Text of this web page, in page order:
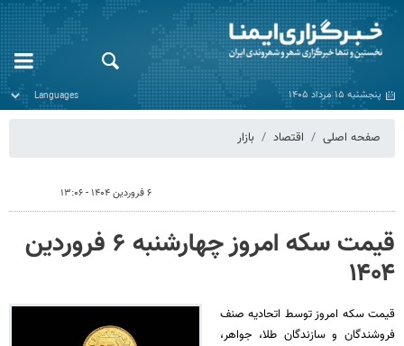
پنجشنبه ۱۵ مرداد ۱۴۰۵
صفحه اصلی اقتصاد بازار
۶ فروردین ۱۴۰۴ - ۱۳:۰۶
قیمت سکه امروز چهارشنبه ۶ فروردین
۱۴۰۴
قیمت سکه امروز توسط اتحادیه صنف
فروشندگان و سازندگان طلا، جواهر،